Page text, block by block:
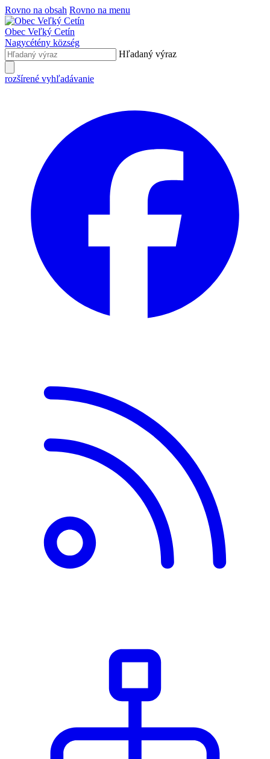
Rovno na obsah Rovno na menu
Obec Veľký Cetín
Nagycétény község
Hľadaný výraz
rozšírené vyhľadávanie